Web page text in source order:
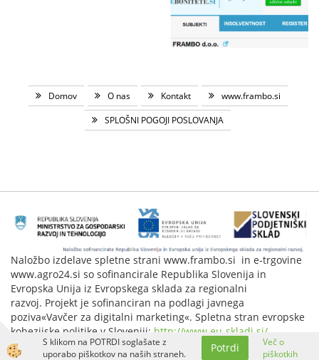
Domov O nas Kontakt
www.frambo.si
SPLOŠNI POGOJI POSLOVANJA
Naložbo izdelave spletne strani www.frambo.si in e-trgovine
www.agro24.si so sofinancirale Republika Slovenija in
Evropska Unija iz Evropskega sklada za regionalni
razvoj. Projekt je sofinanciran na podlagi javnega
poziva«Vavčer za digitalni marketing«. Spletna stran evropske
kohezijske politike v Sloveniji: http://www.eu-skladi.si/
Izdelava spletne trgovine
S klikom na POTRDI soglašate z
uporabo piškotkov na naših straneh.
Potrdi
Več o
piškotkih